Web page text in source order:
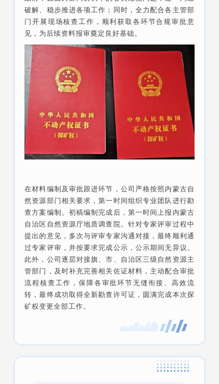
破解、稳步推进各项工作；同时，全力配合各主管部
门开展现场核查工作，顺利获取各环节合规审批意
见，为后续资料报审奠定良好基础。
在材料编制及审批跟进环节，公司严格按照内蒙古自
然资源部门相关要求，第一时间组织专业团队进行勘
查方案编制。初稿编制完成后，第一时间上报内蒙古
自治区自然资源厅地质调查院。针对专家评审过程中
提出的意见，多次与评审专家沟通对接，最终顺利通
过专家评审，并按要求完成公示，公示期间无异议。
此外，公司逐层对接旗、市、自治区三级自然资源主
管部门，及时补充完善相关佐证材料，主动配合审批
流程核查工作，保障各审批环节无缝衔接、高效流
转，最终成功取得全新勘查许可证，圆满完成本次探
矿权变更全部工作。